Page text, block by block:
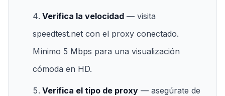
Verifica la velocidad — visita
speedtest.net con el proxy conectado.
Mínimo 5 Mbps para una visualización
cómoda en HD.
Verifica el tipo de proxy — asegúrate de